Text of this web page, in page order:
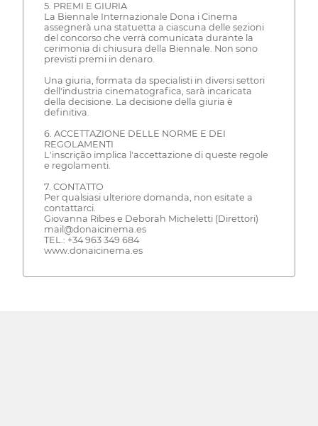
5. PREMI E GIURIA
La Biennale Internazionale Dona i Cinema
assegnerà una statuetta a ciascuna delle sezioni
del concorso che verrà comunicata durante la
cerimonia di chiusura della Biennale. Non sono
previsti premi in denaro.
Una giuria, formata da specialisti in diversi settori
dell'industria cinematografica, sarà incaricata
della decisione. La decisione della giuria è
definitiva.
6. ACCETTAZIONE DELLE NORME E DEI
REGOLAMENTI
L'inscrição implica l'accettazione di queste regole
e regolamenti.
7. CONTATTO
Per qualsiasi ulteriore domanda, non esitate a
contattarci.
Giovanna Ribes e Deborah Micheletti (Direttori)
mail@donaicinema.es
TEL.: +34 963 349 684
www.donaicinema.es